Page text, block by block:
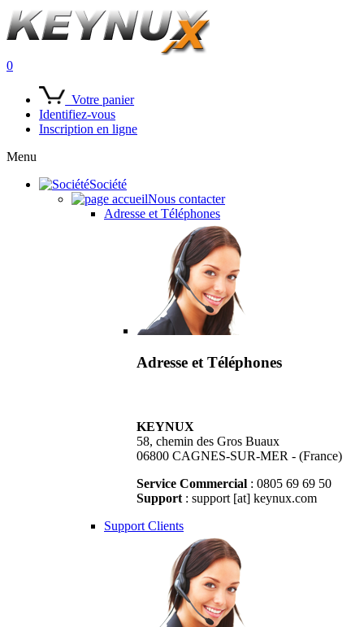
0
Votre panier
Identifiez-vous
Inscription en ligne
Menu
Société
Nous contacter
Adresse et Téléphones
Adresse et Téléphones
KEYNUX
58, chemin des Gros Buaux
06800 CAGNES-SUR-MER - (France)
Service Commercial : 0805 69 69 50
Support : support [at] keynux.com
Support Clients